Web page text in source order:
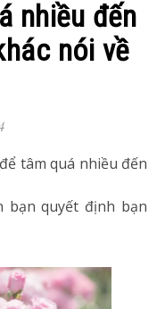
nhiều đến
nói về
bạn quyết định bạn